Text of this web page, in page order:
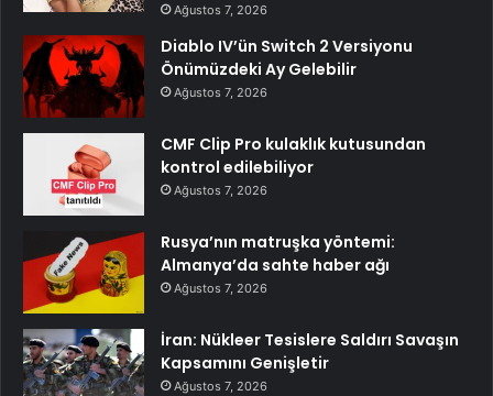
Ağustos 7, 2026
Diablo IV’ün Switch 2 Versiyonu
Önümüzdeki Ay Gelebilir
Ağustos 7, 2026
CMF Clip Pro kulaklık kutusundan
kontrol edilebiliyor
Ağustos 7, 2026
Rusya’nın matruşka yöntemi:
Almanya’da sahte haber ağı
Ağustos 7, 2026
İran: Nükleer Tesislere Saldırı Savaşın
Kapsamını Genişletir
Ağustos 7, 2026